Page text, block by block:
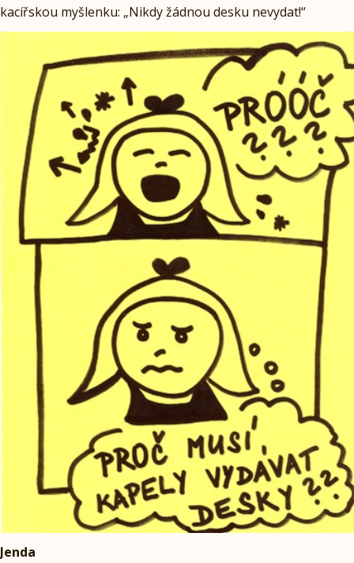
kacířskou myšlenku: „Nikdy žádnou desku nevydat!“
Jenda